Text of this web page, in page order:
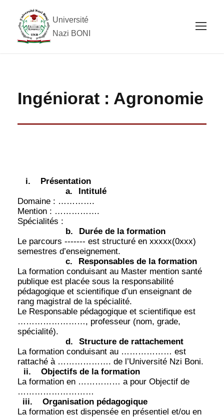
Université
Nazi BONI
Ingéniorat : Agronomie
i.
Présentation
a.
Intitulé
Domaine : ………….
Mention : …………….
Spécialités :
b.
Durée de la formation
Le parcours ------- est structuré en xxxxx(0xxx)
semestres d’enseignement.
c.
Responsables de la formation
La formation conduisant au Master mention santé
publique est placée sous la responsabilité
pédagogique et scientifique d’un enseignant de
rang magistral de la spécialité.
Le Responsable pédagogique et scientifique est
……………………, professeur (nom, grade,
spécialité).
d.
Structure de rattachement
La formation conduisant au ……………… est
rattaché à ………………. de l’Université Nzi Boni.
ii.
Objectifs de la formation
La formation en …………… a pour Objectif de
………………………
iii.
Organisation pédagogique
La formation est dispensée en présentiel et/ou en